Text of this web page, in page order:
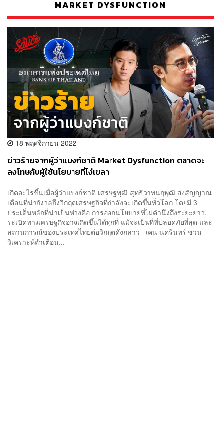
MARKET DYSFUNCTION
18 พฤศจิกายน 2022
ข่าวร้ายจากผู้ว่าแบงก์ชาติ Market Dysfunction ตลาดจะ
ลงโทษกับผู้ใช้นโยบายที่โง่เขลา
เกิดอะไรขึ้นเมื่อผู้ว่าแบงก์ชาติ เศรษฐพุฒิ สุทธิวาทนฤพุฒิ ส่งสัญญาณ
เตือนที่น่ากังวลถึงวิกฤตเศรษฐกิจที่กำลังจะเกิดขึ้นทั่วโลก โดยมี 3
ประเด็นหลักที่น่าเป็นห่วงคือ การออกนโยบายที่ไม่คำนึงถึงระยะยาว,
ระเบิดทางเศรษฐกิจอาจเกิดขึ้นได้ทุกที่ แม้จะเป็นที่ที่ปลอดภัยที่สุด และ
สถานการณ์ของประเทศไทยต่อวิกฤตดังกล่าว เคน นครินทร์ ชวน
วิเคราะห์คำเตือน...